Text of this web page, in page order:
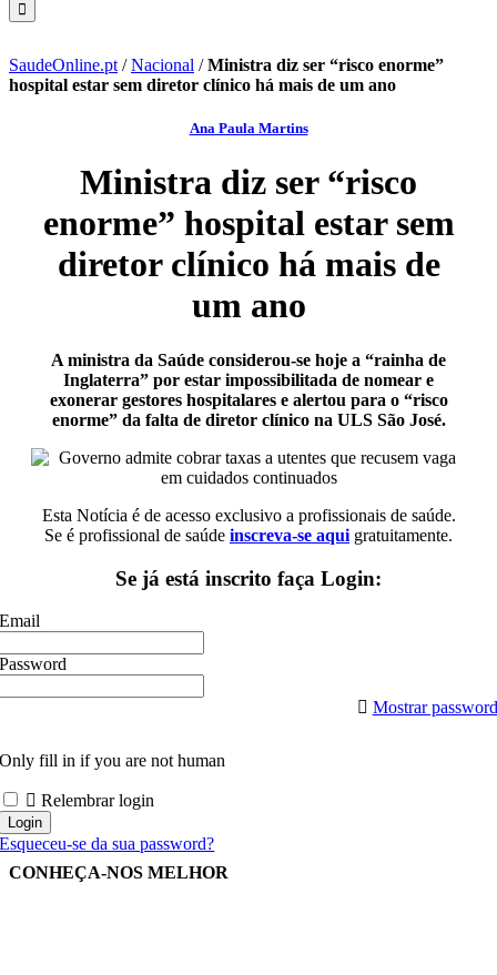
SaudeOnline.pt /Nacional /Ministra diz ser “risco enorme”
hospital estar sem diretor clínico há mais de um ano
Ana Paula Martins
Ministra diz ser “risco
enorme” hospital estar sem
diretor clínico há mais de
um ano
A ministra da Saúde considerou-se hoje a “rainha de
Inglaterra” por estar impossibilitada de nomear e
exonerar gestores hospitalares e alertou para o “risco
enorme” da falta de diretor clínico na ULS São José.
Esta Notícia é de acesso exclusivo a profissionais de saúde.
Se é profissional de saúde inscreva-se aqui gratuitamente.
Se já está inscrito faça Login:
Email
Password
Mostrar password
Only fill in if you are not human
Relembrar login
Esqueceu-se da sua password?
CONHEÇA-NOS MELHOR